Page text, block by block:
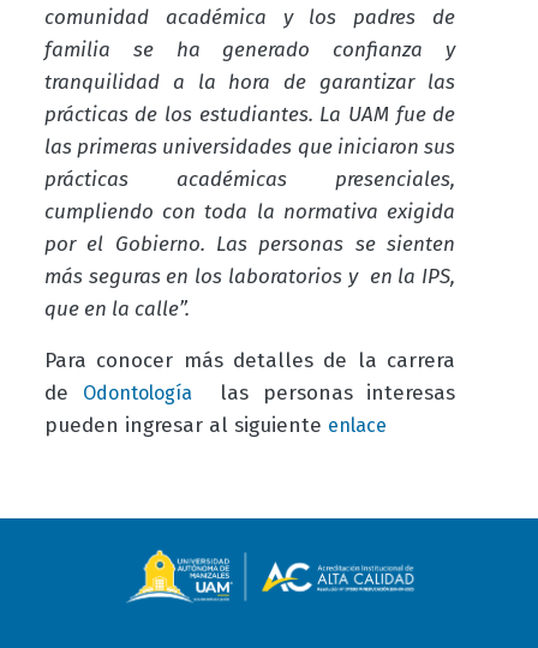
comunidad académica y los padres de
familia se ha generado confianza y
tranquilidad a la hora de garantizar las
prácticas de los estudiantes. La UAM fue de
las primeras universidades que iniciaron sus
prácticas académicas presenciales,
cumpliendo con toda la normativa exigida
por el Gobierno. Las personas se sienten
más seguras en los laboratorios y en la IPS,
que en la calle”.
Para conocer más detalles de la carrera
de
Odontología
las personas interesas
pueden ingresar al siguiente enlace